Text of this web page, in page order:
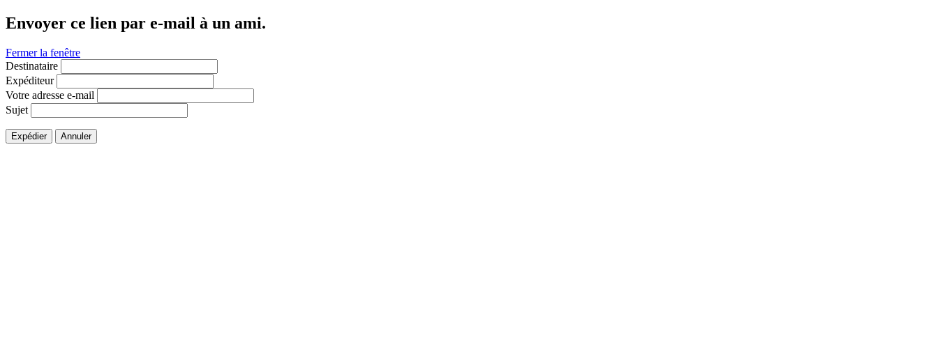
Envoyer ce lien par e-mail à un ami.
Fermer la fenêtre
Destinataire
Expéditeur
Votre adresse e-mail
Sujet
Expédier Annuler